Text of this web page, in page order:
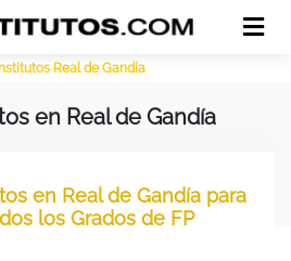
Institutos Real de Gandía
en Real de Gandía
en Real de Gandía para
los Grados de FP